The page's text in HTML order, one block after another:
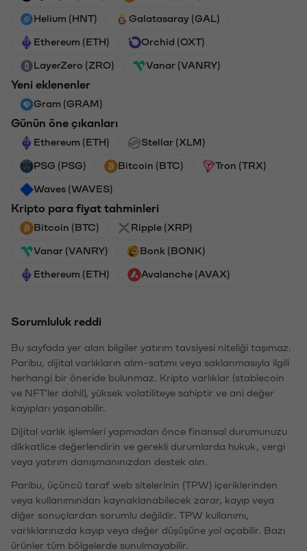
Helium (HNT) Galatasaray (GAL)
Ethereum (ETH) Orchid (OXT)
LayerZero (ZRO) Vanar (VANRY)
Yeni eklenenler
Gram (GRAM)
Günün öne çıkanları
Ethereum (ETH) Stellar (XLM)
PSG (PSG) Bitcoin (BTC) Tron (TRX)
Waves (WAVES)
Kripto para fiyat tahminleri
Bitcoin (BTC) Ripple (XRP)
Vanar (VANRY) Bonk (BONK)
Ethereum (ETH) Avalanche (AVAX)
Sorumluluk reddi
Bu sayfada yer alan bilgiler yatırım tavsiyesi niteliği taşımaz.
Paribu, dijital varlıkların alım-satımı veya saklanmasıyla ilgili
herhangi bir öneride bulunmaz. Kripto varlıklar (stablecoin
ve NFT'ler dahil), yüksek volatiliteye sahiptir ve ani değer
kayıpları yaşanabilir.
Dijital varlık işlemleri yapmadan önce finansal durumunuzu
dikkatlice değerlendirin ve gerekli durumlarda hukuk, vergi
veya yatırım danışmanınızdan destek alın.
Paribu, üçüncü taraf web sitelerinin (TPW) içeriklerinden
veya kullanımından kaynaklanabilecek zarar, kayıp veya
diğer sonuçlardan sorumlu değildir. TPW kullanımı,
varlıklarınızda kayıp veya değer düşüşüne yol açabilir. Bazı
ürünler tüm bölgelerde sunulmayabilir.